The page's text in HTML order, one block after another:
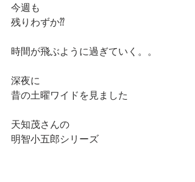
今週も
残りわずか⁇
時間が飛ぶように過ぎていく。。
深夜に
昔の土曜ワイドを見ました
天知茂さんの
明智小五郎シリーズ